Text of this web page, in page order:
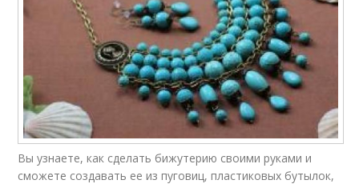
Вы узнаете, как сделать бижутерию своими руками и
сможете создавать ее из пуговиц, пластиковых бутылок,